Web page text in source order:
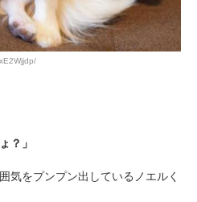
？」
気をプンプン出しているノエルく